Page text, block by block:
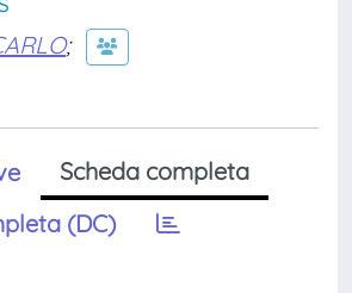
;
Scheda completa
(DC)